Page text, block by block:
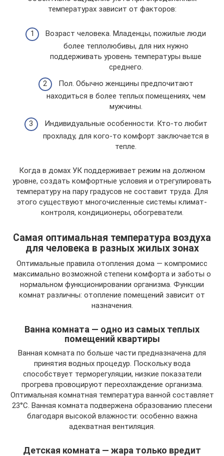
температурах зависит от факторов:
Возраст человека. Младенцы, пожилые люди
более теплолюбивы, для них нужно
поддерживать уровень температуры выше
среднего.
Пол. Обычно женщины предпочитают
находиться в более теплых помещениях, чем
мужчины.
Индивидуальные особенности. Кто-то любит
прохладу, для кого-то комфорт заключается в
тепле.
Когда в домах УК поддерживает режим на должном
уровне, создать комфортные условия и отрегулировать
температуру на пару градусов не составит труда. Для
этого существуют многочисленные системы климат-
контроля, кондиционеры, обогреватели.
Самая оптимальная температура воздуха
для человека в разных жилых зонах
Оптимальные правила отопления дома — компромисс
максимально возможной степени комфорта и заботы о
нормальном функционировании организма. Функции
комнат различны: отопление помещений зависит от
назначения.
Ванна комната — одно из самых теплых
помещений квартиры
Ванная комната по больше части предназначена для
принятия водных процедур. Поскольку вода
способствует терморегуляции, низкие показатели
прогрева провоцируют переохлаждение организма.
Оптимальная комнатная температура ванной составляет
23°C. Ванная комната подвержена образованию плесени
благодаря высокой влажности: особенно важна
адекватная вентиляция.
Детская комната — жара только вредит